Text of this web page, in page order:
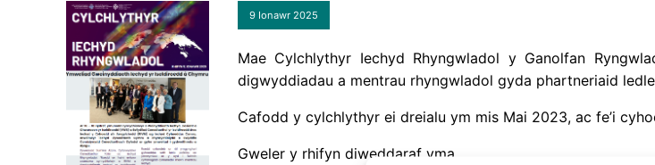
9 Ionawr 2025
Mae Cylchlythyr Iechyd Rhyngwladol y Ganolfan
digwyddiadau a mentrau rhyngwladol gyda phartneriaid
Cafodd y cylchlythyr ei dreialu ym mis Mai 2023, ac fe’i
Gweler y rhifyn diweddaraf yma.